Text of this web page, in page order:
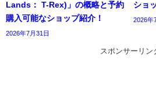
Lands： T-Rex)」の概略と予約
購入可能なショップ紹介！
2026年7月31日
ショ
2026年
スポンサーリン